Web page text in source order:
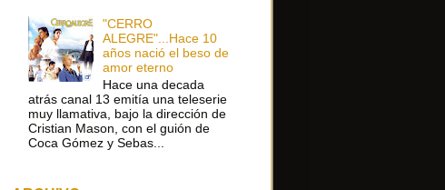
"CERRO
ALEGRE"...Hace 10
años nació el beso de
amor eterno
Hace una decada
atrás canal 13 emitía una teleserie
muy llamativa, bajo la dirección de
Cristian Mason, con el guión de
Coca Gómez y Sebas...